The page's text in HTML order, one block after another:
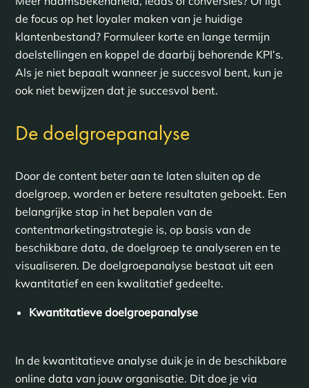
de focus op het loyaler maken van je huidige
klantenbestand? Formuleer korte en lange termijn
doelstellingen en koppel de daarbij behorende KPI’s.
Als je niet bepaalt wanneer je succesvol bent, kun je
ook niet bewijzen dat je succesvol bent.
De doelgroepanalyse
Door de content beter aan te laten sluiten op de
doelgroep, worden er betere resultaten geboekt. Een
belangrijke stap in het bepalen van de
contentmarketingstrategie is, op basis van de
beschikbare data, de doelgroep te analyseren en te
visualiseren. De doelgroepanalyse bestaat uit een
kwantitatief en een kwalitatief gedeelte.
Kwantitatieve doelgroepanalyse
In de kwantitatieve analyse duik je in de beschikbare
online data van jouw organisatie. Dit doe je via